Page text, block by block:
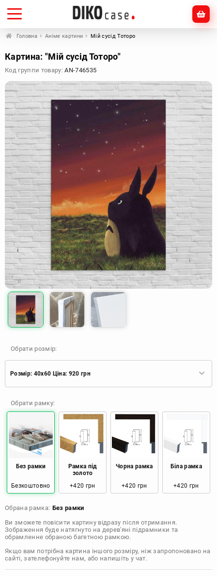
Головна Аніме картини Мій сусід Тоторо
Картина: "Мій сусід Тоторо"
Код группи товару:AN-746535
Обрати розмір:
Розмір: 40x60 Ціна: 920 грн
Розмір: 60x90 Ціна: 1650 грн
Розмір: 80x120 Ціна: 2050 грн
Обрати рамку:
Без рамки
Безкоштовно
Рамка під
золото
+420 грн
Чорна рамка
+420 грн
Біла рамка
+420 грн
Обрана рамка: Без рамки
Ви зможете повісити картину відразу після отримання.
Зображення буде натягнуто на дерев'яні підрамники та
обрамленне обраною багетною рамкою.
Якщо вам потрібна картина іншого розміру, ніж запропоновано на
сайті, зателефонуйте нам, або напишіть у чат.